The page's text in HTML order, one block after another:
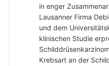
in enger
Lausanner Firma
und dem
klinischen Studie
Krebsart an der